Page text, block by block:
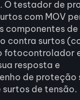
O testador de
com MOV
componentes de
contra surtos
fotocontrolador
resposta e
de proteção
de tensão.